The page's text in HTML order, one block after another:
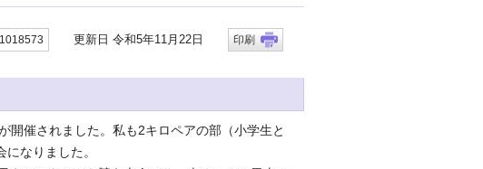
更新日 令和5年11月22日 印刷
催されました。私も2キロペアの部（小学生と
なりました。